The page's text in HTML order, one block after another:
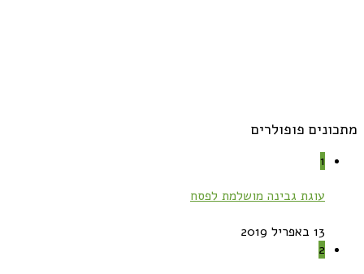
מתכונים פופולרים
1
עוגת גבינה מושלמת לפסח
13 באפריל 2019
2